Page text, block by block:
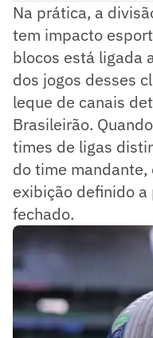
Na prática, a
tem impacto
blocos está ligada
dos jogos desses
leque de canais
Brasileirão.
times de ligas
do time mandante,
exibição definido
fechado.